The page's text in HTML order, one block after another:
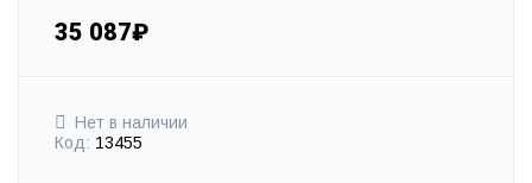
35 087₽
Нет в наличии
Код: 13455